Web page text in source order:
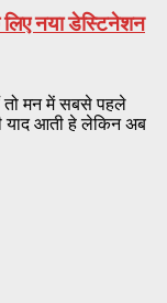
लिए नया डेस्टिनेशन
तो मन में सबसे पहले
याद आती हे लेकिन अब